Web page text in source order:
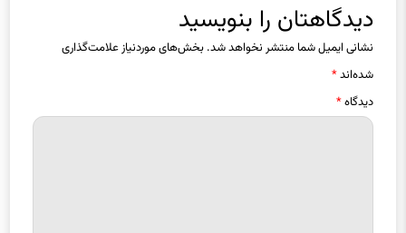
دیدگاهتان را بنویسید
نشانی ایمیل شما منتشر نخواهد شد. بخش‌های موردنیاز علامت‌گذاری
شده‌اند*
دیدگاه*